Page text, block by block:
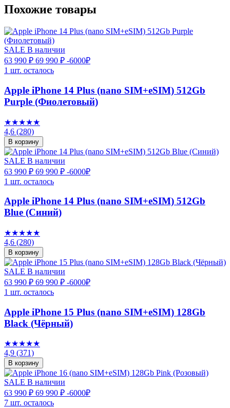
Похожие товары
SALE В наличии
63 990 ₽ 69 990 ₽ -6000₽
1 шт. осталось
Apple iPhone 14 Plus (nano SIM+eSIM) 512Gb
Purple (Фиолетовый)
★★★★★
4,6 (280)
В корзину
SALE В наличии
63 990 ₽ 69 990 ₽ -6000₽
1 шт. осталось
Apple iPhone 14 Plus (nano SIM+eSIM) 512Gb
Blue (Синий)
★★★★★
4,6 (280)
В корзину
SALE В наличии
63 990 ₽ 69 990 ₽ -6000₽
1 шт. осталось
Apple iPhone 15 Plus (nano SIM+eSIM) 128Gb
Black (Чёрный)
★★★★★
4,9 (371)
В корзину
SALE В наличии
63 990 ₽ 69 990 ₽ -6000₽
7 шт. осталось